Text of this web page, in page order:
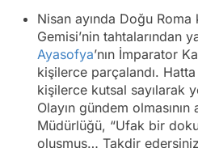
Nisan ayında Doğu Roma
Gemisi’nin tahtalarından
Ayasofya’nın İmparator
kişilerce parçalandı. Hatta
kişilerce kutsal sayılarak
Olayın gündem olmasının
Müdürlüğü, “Ufak bir
oluşmuş… Takdir